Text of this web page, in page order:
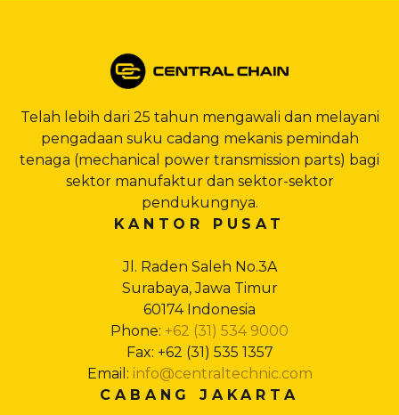
Telah lebih dari 25 tahun mengawali dan melayani
pengadaan suku cadang mekanis pemindah
tenaga (mechanical power transmission parts) bagi
sektor manufaktur dan sektor-sektor
pendukungnya.
KANTOR PUSAT
Jl. Raden Saleh No.3A
Surabaya, Jawa Timur
60174 Indonesia
Phone: +62 (31) 534 9000
Fax: +62 (31) 535 1357
Email: info@centraltechnic.com
CABANG JAKARTA